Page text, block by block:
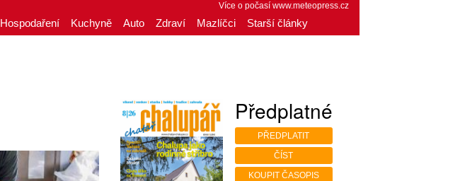
Více o počasí www.meteopress.cz
Hospodaření Kuchyně Auto Zdraví Mazlíčci Starší články
Předplatné
PŘEDPLATIT
ČÍST
KOUPIT ČASOPIS